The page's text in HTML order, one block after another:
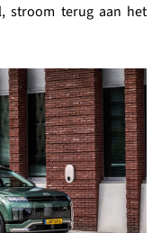
stroom terug aan het